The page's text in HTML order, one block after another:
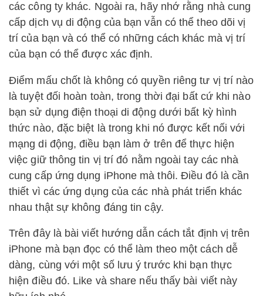
các công ty khác. Ngoài ra, hãy nhớ rằng nhà cung
cấp dịch vụ di động của bạn vẫn có thể theo dõi vị
trí của bạn và có thể có những cách khác mà vị trí
của bạn có thể được xác định.
Điểm mấu chốt là không có quyền riêng tư vị trí nào
là tuyệt đối hoàn toàn, trong thời đại bất cứ khi nào
bạn sử dụng điện thoại di động dưới bất kỳ hình
thức nào, đặc biệt là trong khi nó được kết nối với
mạng di động, điều bạn làm ở trên để thực hiện
việc giữ thông tin vị trí đó nằm ngoài tay các nhà
cung cấp ứng dụng iPhone mà thôi. Điều đó là cần
thiết vì các ứng dụng của các nhà phát triển khác
nhau thật sự không đáng tin cậy.
Trên đây là bài viết hướng dẫn cách tắt định vị trên
iPhone mà bạn đọc có thể làm theo một cách dễ
dàng, cùng với một số lưu ý trước khi bạn thực
hiện điều đó. Like và share nếu thấy bài viết này